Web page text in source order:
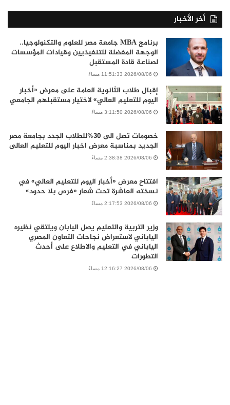
أخر الأخبار
برنامج MBA جامعة مصر للعلوم والتكنولوجيا..
الوجهة المفضلة للتنفيذيين وقيادات المؤسسات
لصناعة قادة المستقبل
2026/08/06 11:51:33 مساءً
إقبال طلاب الثانوية العامة على معرض «أخبار
اليوم للتعليم العالي» لاختيار مستقبلهم الجامعي
2026/08/06 3:11:50 مساءً
خصومات تصل الى 30%للطلاب الجدد بجامعة مصر
الجديد بمناسبة معرض اخبار اليوم للتعليم العالى
2026/08/06 2:38:38 مساءً
افتتاح معرض «أخبار اليوم للتعليم العالي» في
نسخته العاشرة تحت شعار «فرص بلا حدود»
2026/08/06 2:17:53 مساءً
وزير التربية والتعليم يصل اليابان ويلتقي نظيره
الياباني لاستعراض نجاحات التعاون المصري
الياباني في التعليم والاطلاع على أحدث
التطورات
2026/08/06 12:16:27 مساءً